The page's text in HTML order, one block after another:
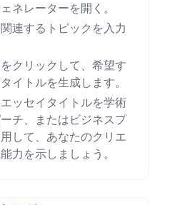
ネレーターを開く。
連するトピックを入力
クリックして、希望す
イトルを生成します。
ッセイタイトルを学術
チ、またはビジネスプ
して、あなたのクリエ
力を示しましょう。